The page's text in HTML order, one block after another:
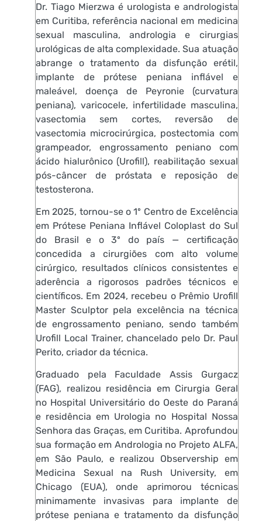
Dr. Tiago Mierzwa é urologista e andrologista
em Curitiba, referência nacional em medicina
sexual masculina, andrologia e cirurgias
urológicas de alta complexidade. Sua atuação
abrange o tratamento da disfunção erétil,
implante de prótese peniana inflável e
maleável, doença de Peyronie (curvatura
peniana), varicocele, infertilidade masculina,
vasectomia sem cortes, reversão de
vasectomia microcirúrgica, postectomia com
grampeador, engrossamento peniano com
ácido hialurônico (Urofill), reabilitação sexual
pós-câncer de próstata e reposição de
testosterona.
Em 2025, tornou-se o 1º Centro de Excelência
em Prótese Peniana Inflável Coloplast do Sul
do Brasil e o 3º do país — certificação
concedida a cirurgiões com alto volume
cirúrgico, resultados clínicos consistentes e
aderência a rigorosos padrões técnicos e
científicos. Em 2024, recebeu o Prêmio Urofill
Master Sculptor pela excelência na técnica
de engrossamento peniano, sendo também
Urofill Local Trainer, chancelado pelo Dr. Paul
Perito, criador da técnica.
Graduado pela Faculdade Assis Gurgacz
(FAG), realizou residência em Cirurgia Geral
no Hospital Universitário do Oeste do Paraná
e residência em Urologia no Hospital Nossa
Senhora das Graças, em Curitiba. Aprofundou
sua formação em Andrologia no Projeto ALFA,
em São Paulo, e realizou Observership em
Medicina Sexual na Rush University, em
Chicago (EUA), onde aprimorou técnicas
minimamente invasivas para implante de
prótese peniana e tratamento da disfunção